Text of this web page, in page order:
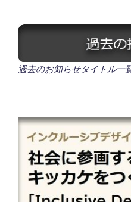
過去のお知らせタイトル一